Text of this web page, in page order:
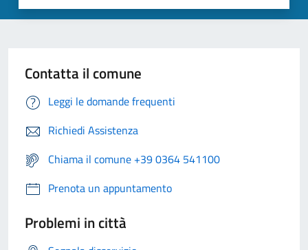
Contatta il comune
Leggi le domande frequenti
Richiedi Assistenza
Chiama il comune +39 0364 541100
Prenota un appuntamento
Problemi in città